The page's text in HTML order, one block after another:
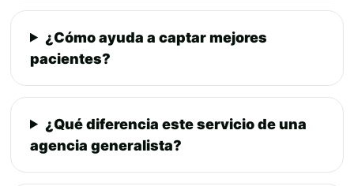
¿Cómo ayuda a captar mejores
pacientes?
¿Qué diferencia este servicio de una
agencia generalista?